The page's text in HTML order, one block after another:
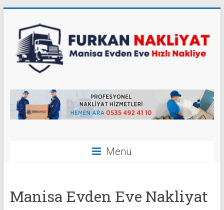
content
Furkan
Nakliyat
Menü
Manisa Evden Eve Nakliyat